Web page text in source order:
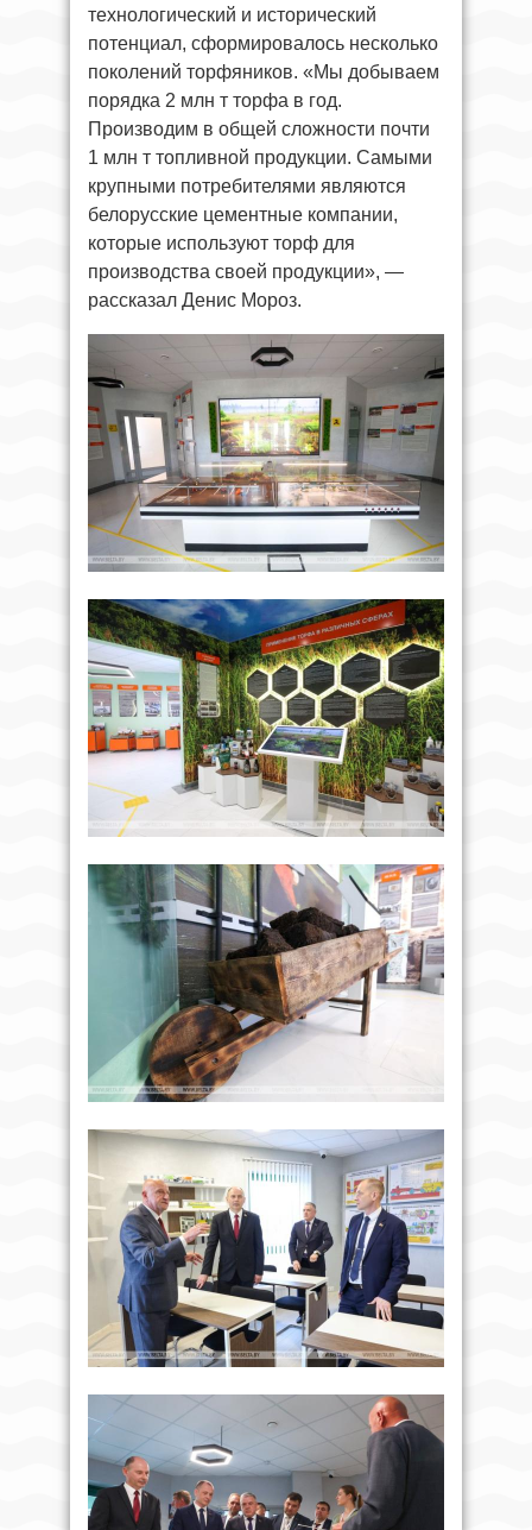
технологический и исторический
потенциал, сформировалось несколько
поколений торфяников. «Мы добываем
порядка 2 млн т торфа в год.
Производим в общей сложности почти
1 млн т топливной продукции. Самыми
крупными потребителями являются
белорусские цементные компании,
которые используют торф для
производства своей продукции», —
рассказал Денис Мороз.